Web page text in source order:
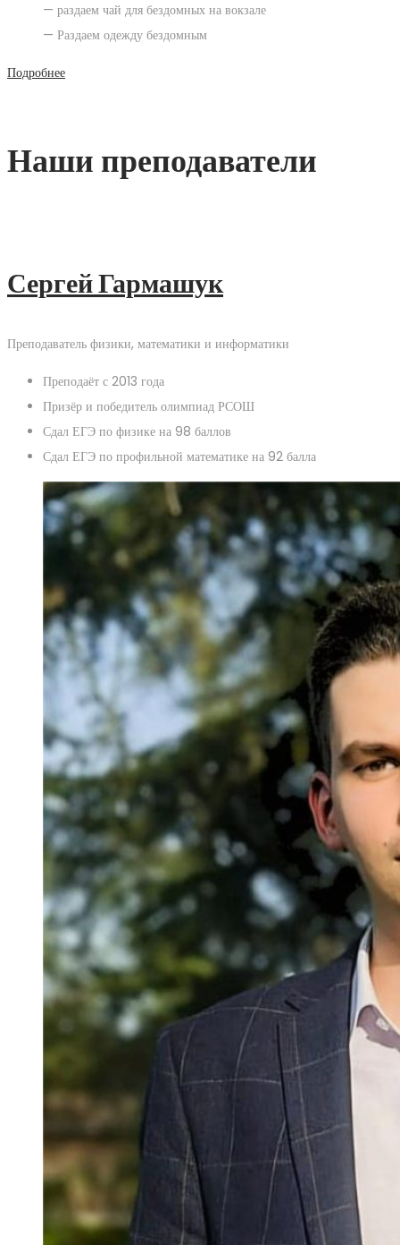
— раздаем чай для бездомных на вокзале
— Раздаем одежду бездомным
Подробнее
Наши преподаватели
Сергей Гармашук
Преподаватель физики, математики и информатики
Преподаёт с 2013 года
Призёр и победитель олимпиад РСОШ
Сдал ЕГЭ по физике на 98 баллов
Сдал ЕГЭ по профильной математике на 92 балла